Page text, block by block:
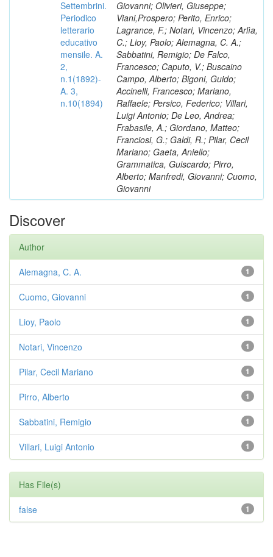
Settembrini.
Periodico
letterario
educativo
mensile. A.
2,
n.1(1892)-
A. 3,
n.10(1894)
Giovanni; Olivieri, Giuseppe;
Viani,Prospero; Perito, Enrico;
Lagrance, F.; Notari, Vincenzo; Arlìa,
C.; Lioy, Paolo; Alemagna, C. A.;
Sabbatini, Remigio; De Falco,
Francesco; Caputo, V.; Buscaino
Campo, Alberto; Bigoni, Guido;
Accinelli, Francesco; Mariano,
Raffaele; Persico, Federico; Villari,
Luigi Antonio; De Leo, Andrea;
Frabasile, A.; Giordano, Matteo;
Franciosi, G.; Galdi, R.; Pilar, Cecil
Mariano; Gaeta, Aniello;
Grammatica, Guiscardo; Pirro,
Alberto; Manfredi, Giovanni; Cuomo,
Giovanni
Discover
Author
1
Alemagna, C. A.
1
Cuomo, Giovanni
1
Lioy, Paolo
1
Notari, Vincenzo
1
Pilar, Cecil Mariano
1
Pirro, Alberto
1
Sabbatini, Remigio
1
Villari, Luigi Antonio
Has File(s)
1
false